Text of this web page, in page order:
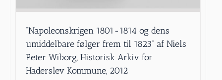
”Napoleonskrigen 1801-1814 og dens
umiddelbare følger frem til 1823” af Niels
Peter Wiborg, Historisk Arkiv for
Haderslev Kommune, 2012